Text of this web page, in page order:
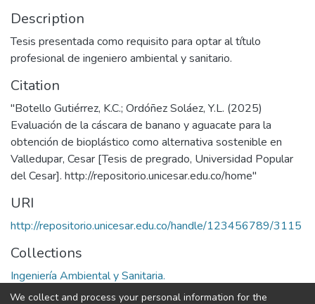
Description
Tesis presentada como requisito para optar al título
profesional de ingeniero ambiental y sanitario.
Citation
"Botello Gutiérrez, K.C.; Ordóñez Soláez, Y.L. (2025)
Evaluación de la cáscara de banano y aguacate para la
obtención de bioplástico como alternativa sostenible en
Valledupar, Cesar [Tesis de pregrado, Universidad Popular
del Cesar]. http://repositorio.unicesar.edu.co/home"
URI
http://repositorio.unicesar.edu.co/handle/123456789/3115
Collections
Ingeniería Ambiental y Sanitaria.
We collect and process your personal information for the